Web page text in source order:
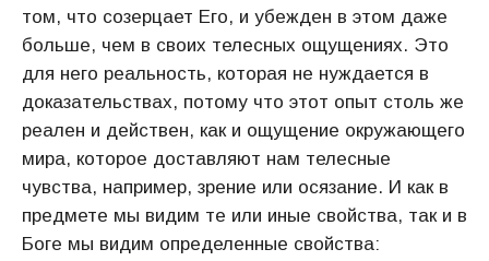
том, что созерцает Его, и убежден в этом даже
больше, чем в своих телесных ощущениях. Это
для него реальность, которая не нуждается в
доказательствах, потому что этот опыт столь же
реален и действен, как и ощущение окружающего
мира, которое доставляют нам телесные
чувства, например, зрение или осязание. И как в
предмете мы видим те или иные свойства, так и в
Боге мы видим определенные свойства: